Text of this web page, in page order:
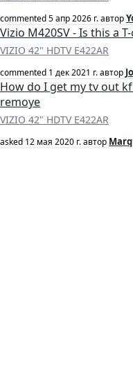
commented5 апр 2026 г.автор
Vizio M420SV - Is this a
VIZIO 42" HDTV E422AR
commented 1 дек 2021 г.автор
How do I get my tv out
remoye
VIZIO 42" HDTV E422AR
asked 12 мая 2020 г.автор